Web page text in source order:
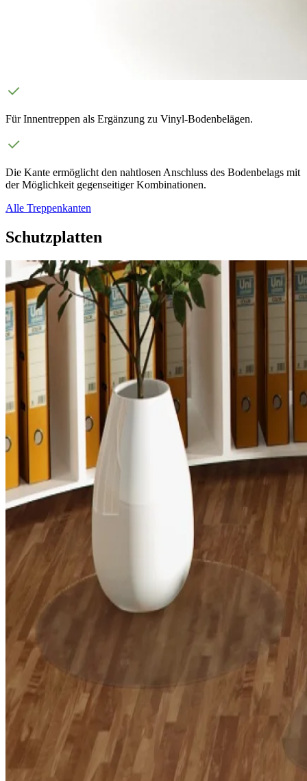
Für Innentreppen als Ergänzung zu Vinyl-Bodenbelägen.
Die Kante ermöglicht den nahtlosen Anschluss des Bodenbelags mit
der Möglichkeit gegenseitiger Kombinationen.
Alle Treppenkanten
Schutzplatten